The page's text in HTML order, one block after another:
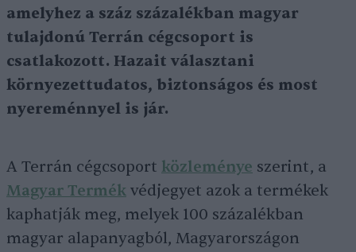
amelyhez a száz százalékban magyar
tulajdonú Terrán cégcsoport is
csatlakozott. Hazait választani
környezettudatos, biztonságos és most
nyereménnyel is jár.
A Terrán cégcsoport közleménye szerint, a
Magyar Termék védjegyet azok a termékek
kaphatják meg, melyek 100 százalékban
magyar alapanyagból, Magyarországon